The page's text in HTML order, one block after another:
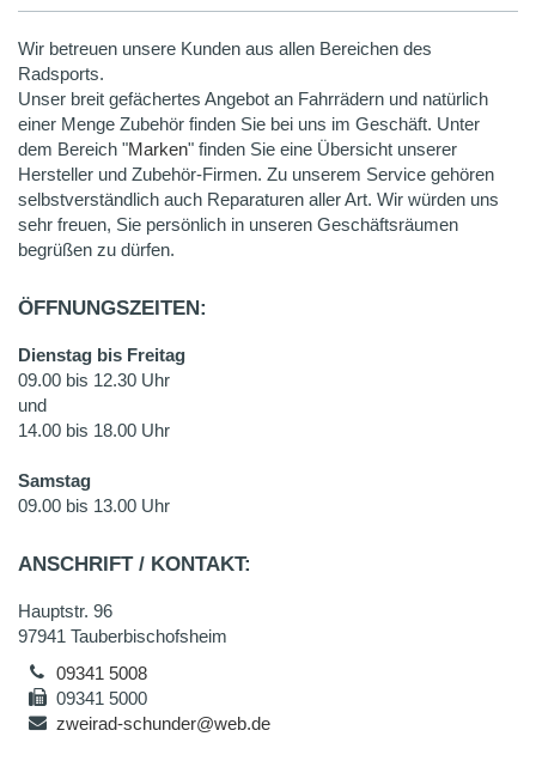
Wir betreuen unsere Kunden aus allen Bereichen des
Radsports.
Unser breit gefächertes Angebot an Fahrrädern und natürlich
einer Menge Zubehör finden Sie bei uns im Geschäft. Unter
dem Bereich "Marken" finden Sie eine Übersicht unserer
Hersteller und Zubehör-Firmen. Zu unserem Service gehören
selbstverständlich auch Reparaturen aller Art. Wir würden uns
sehr freuen, Sie persönlich in unseren Geschäftsräumen
begrüßen zu dürfen.
ÖFFNUNGSZEITEN:
Dienstag bis Freitag
09.00 bis 12.30 Uhr
und
14.00 bis 18.00 Uhr
Samstag
09.00 bis 13.00 Uhr
ANSCHRIFT / KONTAKT:
Hauptstr. 96
97941 Tauberbischofsheim
09341 5008
09341 5000
zweirad-schunder@web.de